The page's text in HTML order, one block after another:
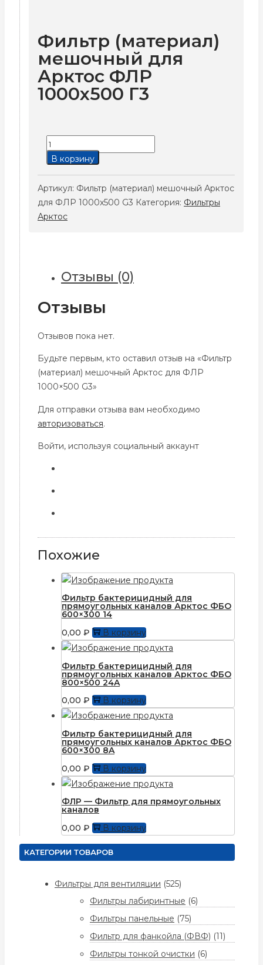
Фильтр (материал)
мешочный для
Арктос ФЛР
1000х500 Г3
Количество
товара
(материал)
мешочный
Арктос
В корзину
Артикул: Фильтр (материал) мешочный Арктос
для ФЛР 1000x500 G3 Категория: Фильтры
Арктос
Отзывы (0)
Отзывы
Отзывов пока нет.
Будьте первым, кто оставил отзыв на «Фильтр
(материал) мешочный Арктос для ФЛР
1000×500 G3»
Для отправки отзыва вам необходимо
авторизоваться.
Войти, используя социальный аккаунт
Похожие
Фильтр бактерицидный для
прямоугольных каналов Арктос ФБО
600×300 14
0,00 ₽ В корзину
Фильтр бактерицидный для
прямоугольных каналов Арктос ФБО
800×500 24A
0,00 ₽ В корзину
Фильтр бактерицидный для
прямоугольных каналов Арктос ФБО
600×300 8A
0,00 ₽ В корзину
ФЛР — Фильтр для прямоугольных
каналов
0,00 ₽ В корзину
КАТЕГОРИИ ТОВАРОВ
Фильтры для вентиляции (525)
Фильтры лабиринтные (6)
Фильтры панельные (75)
Фильтр для фанкойла (ФВФ) (11)
Фильтры тонкой очистки (6)